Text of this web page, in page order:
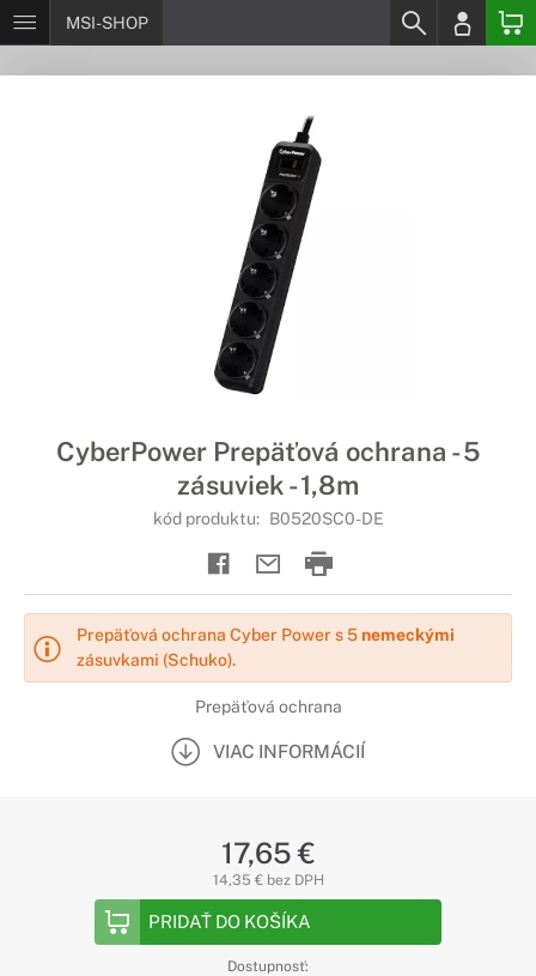
MSI-SHOP
CyberPower Prepäťová ochrana - 5
zásuviek - 1,8m
kód produktu: B0520SC0-DE
Prepäťová ochrana Cyber Power s 5nemeckými
zásuvkami (Schuko).
Prepäťová ochrana
VIAC INFORMÁCIÍ
17,65 €
14,35 € bez DPH
PRIDAŤ DO KOŠÍKA
Dostupnosť: